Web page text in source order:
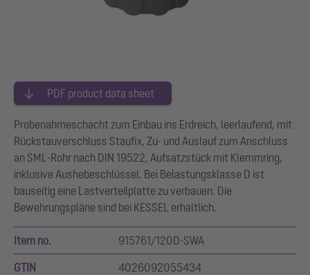
PDF product data sheet
Probenahmeschacht zum Einbau ins Erdreich, leerlaufend, mit
Rückstauverschluss Staufix, Zu- und Auslauf zum Anschluss
an SML-Rohr nach DIN 19522, Aufsatzstück mit Klemmring,
inklusive Aushebeschlüssel. Bei Belastungsklasse D ist
bauseitig eine Lastverteilplatte zu verbauen. Die
Bewehrungspläne sind bei KESSEL erhältlich.
Item no. 915761/120D-SWA
GTIN 4026092055434